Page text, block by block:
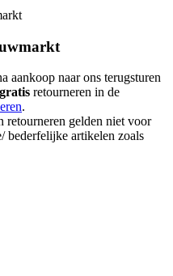
aankoop naar ons terugsturen
gratis retourneren in de
.
retourneren gelden niet voor
bederfelijke artikelen zoals